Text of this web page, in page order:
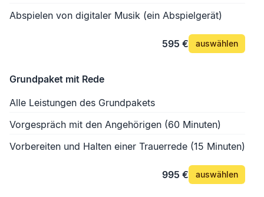
Abspielen von digitaler Musik (ein Abspielgerät)
595 € auswählen
Grundpaket mit Rede
Alle Leistungen des Grundpakets
Vorgespräch mit den Angehörigen (60 Minuten)
Vorbereiten und Halten einer Trauerrede (15 Minuten)
995 € auswählen